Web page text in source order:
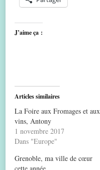
J’aime ça :
Articles similaires
La Foire aux Fromages et aux
vins, Antony
1 novembre 2017
Dans "Europe"
Grenoble, ma ville de cœur
cette année